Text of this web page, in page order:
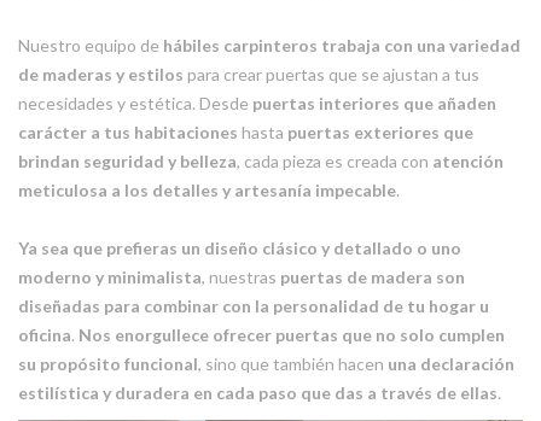
Nuestro equipo de hábiles carpinteros trabaja con una variedad
de maderas y estilos para crear puertas que se ajustan a tus
necesidades y estética. Desde puertas interiores que añaden
carácter a tus habitaciones hasta puertas exteriores que
brindan seguridad y belleza, cada pieza es creada con atención
meticulosa a los detalles y artesanía impecable.
Ya sea que prefieras un diseño clásico y detallado o uno
moderno y minimalista, nuestras puertas de madera son
diseñadas para combinar con la personalidad de tu hogar u
oficina. Nos enorgullece ofrecer puertas que no solo cumplen
su propósito funcional, sino que también hacen una declaración
estilística y duradera en cada paso que das a través de ellas.